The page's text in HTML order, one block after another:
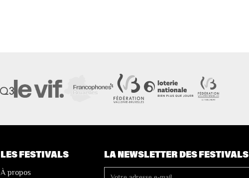
LES FESTIVALS
À propos
LA NEWSLETTER DES FESTIVALS